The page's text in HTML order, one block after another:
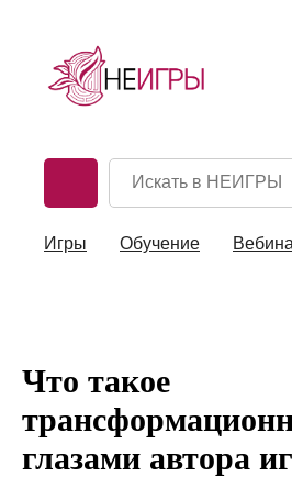
Игры Обучение
Главная / Блог /
Что такое
глазами автора